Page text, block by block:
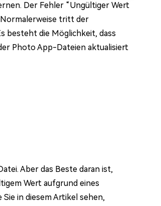
Der Fehler “Ungültiger Wert
tritt der
besteht die Möglichkeit, dass
Photo App-Dateien aktualisiert
Aber das Beste daran ist,
Wert aufgrund eines
in diesem Artikel sehen,